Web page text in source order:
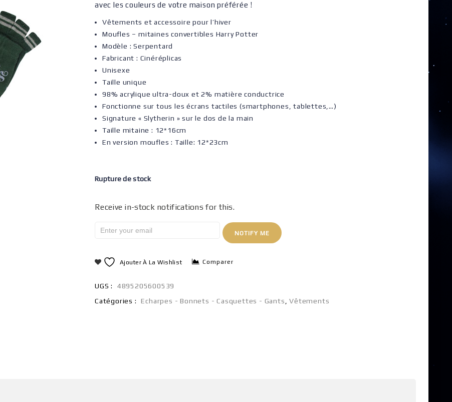
avec les couleurs de votre maison préférée !
Vêtements et accessoire pour l’hiver
Moufles – mitaines convertibles Harry Potter
Modèle : Serpentard
Fabricant : Cinéréplicas
Unisexe
Taille unique
98% acrylique ultra-doux et 2% matière conductrice
Fonctionne sur tous les écrans tactiles (smartphones, tablettes,…)
Signature « Slytherin » sur le dos de la main
Taille mitaine : 12*16cm
En version moufles : Taille: 12*23cm
Rupture de stock
Receive in-stock notifications for this.
NOTIFY ME
Ajouter À La Wishlist Comparer
UGS :
4895205600539
Catégories :
Echarpes - Bonnets - Casquettes - Gants ,Vêtements